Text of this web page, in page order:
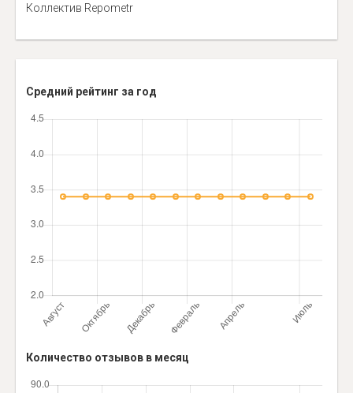
Коллектив Repometr
Средний рейтинг за год
Количество отзывов в месяц